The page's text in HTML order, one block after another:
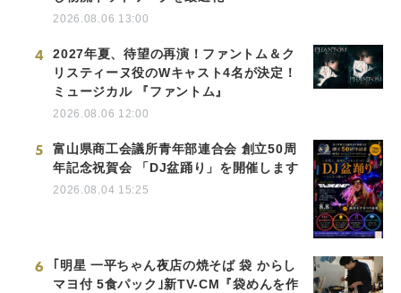
2026.08.06 13:00
4
2027年夏、待望の再演！ファントム＆ク
リスティーヌ役のWキャスト4名が決定！
ミュージカル 『ファントム』
2026.08.06 12:00
5
富山県商工会議所青年部連合会 創立50周
年記念祝賀会 「DJ盆踊り」を開催します
2026.08.04 15:25
6
｢明星 一平ちゃん夜店の焼そば 袋 からし
マヨ付 5食パック｣新TV-CM『袋めんを作